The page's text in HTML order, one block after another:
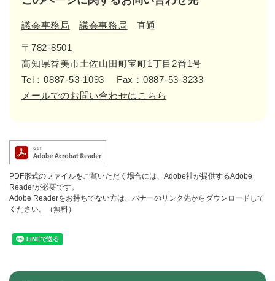
議会事務局 議会事務局 直通
〒782-8501
高知県香美市土佐山田町宝町1丁目2番1号
Tel：0887-53-1093
Fax：0887-53-3233
メールでのお問い合わせはこちら
PDF形式のファイルをご覧いただく場合には、Adobe社が提供するAdobe
Readerが必要です。
Adobe Readerをお持ちでない方は、バナーのリンク先からダウンロードして
ください。（無料）